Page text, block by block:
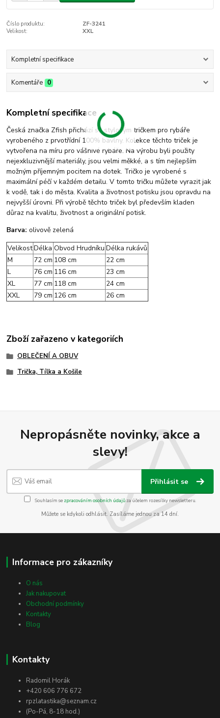
Číslo produktu:
ZF-3241
Velikost:
XXL
Kompletní specifikace
Komentáře 0
Kompletní specifikace
Česká značka Zfish přichází se stylovým tričkem pro rybáře
vyrobeného z prvotřídní 100% bavlny. Kolekce těchto triček je
vytvořena na míru pro vášnivé rybáře. Na výrobu byli použity
nejexkluzivnější materiály, jsou velmi měkké, a s tím nejlepším
možným příjemným pocitem na dotek. Tričko je vyrobené s
maximální péčí v každém detailu. V tomto tričku můžete vyrazit jak
k vodě, tak i do města. Kvalita a životnost potisku jsou opravdu na
nejvyšší úrovni. Při výrobě těchto triček byl především kladen
důraz na kvalitu, životnost a originální potisk.
Barva: olivově zelená
VelikostDélka Obvod Hrudníku Délka rukávů
M
72 cm 108 cm
22 cm
L
76 cm 116 cm
23 cm
XL
77 cm 118 cm
24 cm
XXL
79 cm 126 cm 26 cm
Zboží zařazeno v kategoriích
OBLEČENÍ A OBUV
Trička, Tílka a Košile
Nepropásněte novinky, akce a
slevy!
Přihlásit se
Souhlasím se zpracováním osobních údajůza účelem rozesílky newsletteru.
Můžete se kdykoli odhlásit. Zasíláme jednou za 14 dní.
Informace pro zákazníky
O nás
Jak nakupovat
Obchodní podmínky
Kontakty
Blog
Kontakty
Radomil Horák
+420 606 776 672
rpzlatastika@seznam.cz
(Po-Pá, 8-18 hod.)